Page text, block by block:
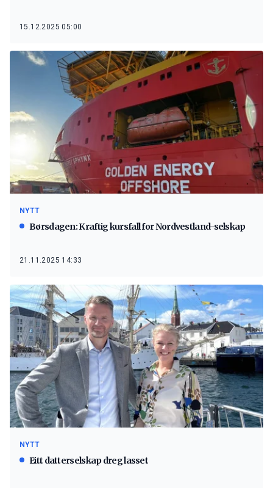
15.12.2025 05:00
NYTT
Børsdagen: Kraftig kursfall for Nordvestland-selskap
21.11.2025 14:33
NYTT
Eitt datterselskap dreg lasset